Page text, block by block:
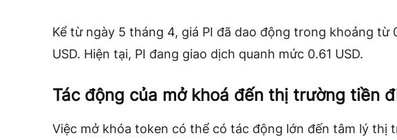
Kể từ ngày 5 tháng 4, giá PI đã dao động trong khoảng từ
USD. Hiện tại, PI đang giao dịch quanh mức 0.61 USD.
Tác động của mở khoá đến thị trường tiền
Việc mở khóa token có thể có tác động lớn đến tâm lý thị